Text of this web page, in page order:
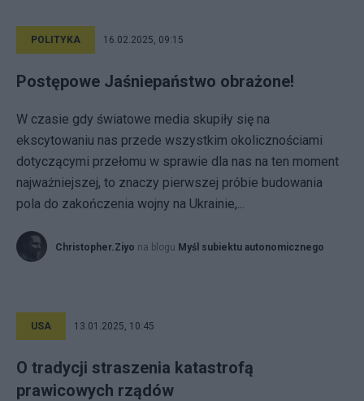
POLITYKA 16.02.2025, 09:15
Postępowe Jaśniepaństwo obrażone!
W czasie gdy światowe media skupiły się na
ekscytowaniu nas przede wszystkim okolicznościami
dotyczącymi przełomu w sprawie dla nas na ten moment
najważniejszej, to znaczy pierwszej próbie budowania
pola do zakończenia wojny na Ukrainie,...
Christopher.Ziyo na blogu Myśl subiektu autonomicznego
USA 13.01.2025, 10:45
O tradycji straszenia katastrofą
prawicowych rządów